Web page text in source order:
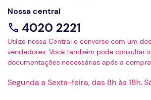
Nossa central
4020 2221
Utilize nossa Central e converse com um
vendedores. Você também pode consultar
documentações necessárias após a
Segunda a Sexta-feira, das 8h às 18h.